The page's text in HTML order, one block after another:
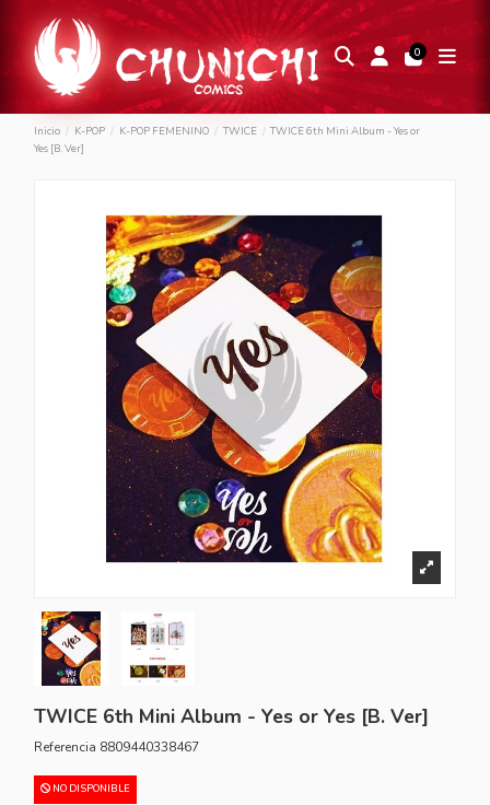
0
Inicio K-POP K-POP FEMENINO TWICE
TWICE 6th Mini Album - Yes or
Yes [B. Ver]
TWICE 6th Mini Album - Yes or Yes [B. Ver]
Referencia 8809440338467
NO DISPONIBLE